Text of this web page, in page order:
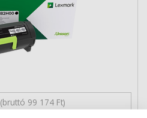
(bruttó 99 174 Ft)